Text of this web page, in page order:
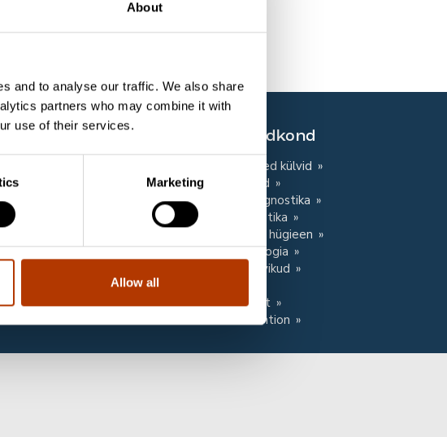
About
and to analyse our traffic. We also share
partners who may combine it with
use of their services.
Marketing
Allow all
Pädevusvaldkond
Mikrobioloogilised külvid
Kontrollkultuurid
Toiduainete diagnostika
Kliiniline diagnostika
Enesekontroll ja hügieen
Molekulaarbioloogia
Seadmed ja tarvikud
Tukku ja palvelut
Infection Prevention